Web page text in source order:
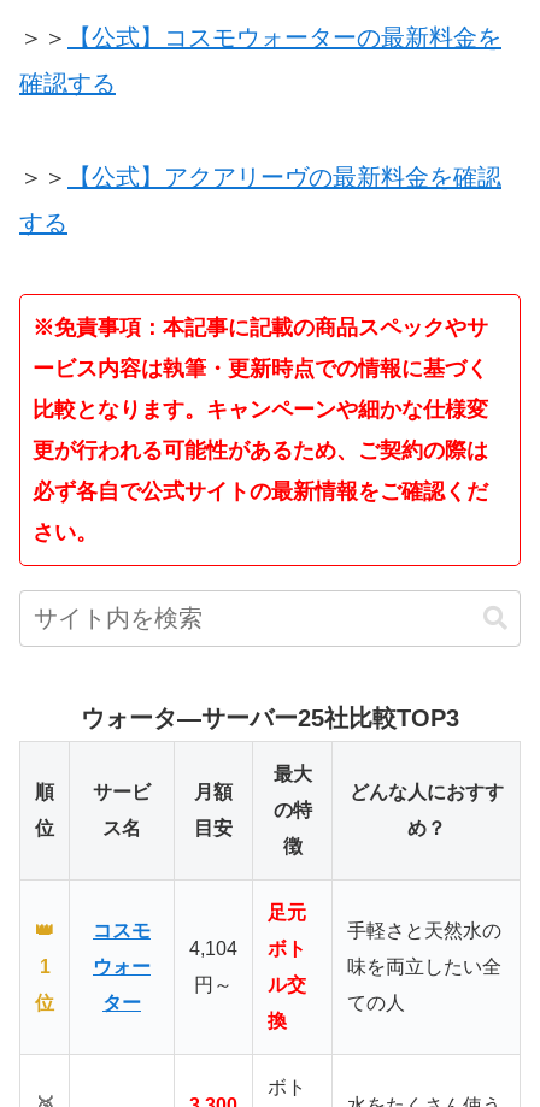
＞＞
【公式】コスモウォーターの最新料金を
確認する
＞＞
【公式】アクアリーヴの最新料金を確認
する
※免責事項：本記事に記載の商品スペックやサ
ービス内容は執筆・更新時点での情報に基づく
比較となります。キャンペーンや細かな仕様変
更が行われる可能性があるため、ご契約の際は
必ず各自で公式サイトの最新情報をご確認くだ
さい。
ウォータ―サーバー25社比較TOP3
順
位
サービ
ス名
月額
目安
最大
の特
徴
どんな人におすす
め？
👑
1
位
コスモ
ウォー
ター
4,104
円～
足元
ボト
ル交
換
手軽さと天然水の
味を両立したい全
ての人
ボト